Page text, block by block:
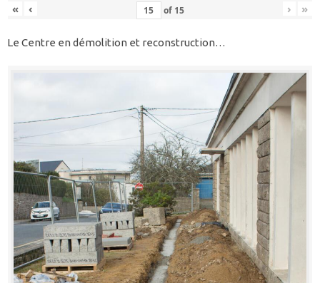
« ‹ of 15 › »
Le Centre en démolition et reconstruction…